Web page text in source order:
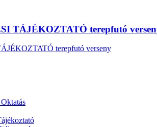
TÁJÉKOZTATÓ terepfutó
terepfutó verseny